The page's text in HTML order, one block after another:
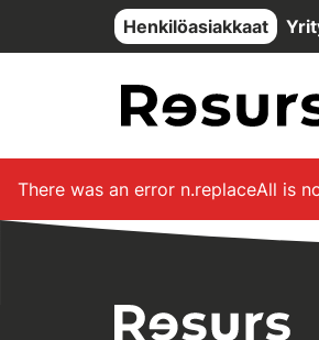
Siirry pääsisältöönHenkilöasiakkaat
There was an error n.replaceAll is